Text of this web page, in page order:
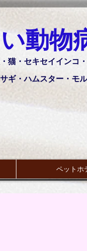
動物
猫・セキセイインコ
ハムスター・ モ
ペットホ